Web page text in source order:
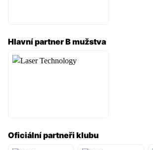
Hlavní partner B mužstva
Oficiální partneři klubu